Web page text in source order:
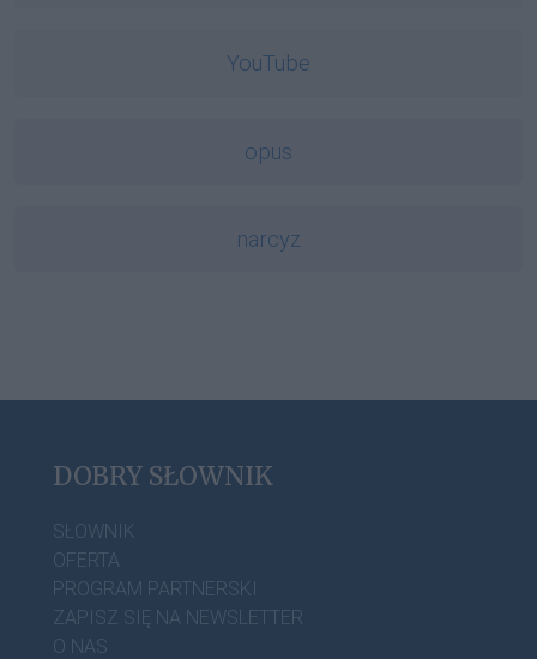
YouTube
opus
narcyz
DOBRY SŁOWNIK
SŁOWNIK
OFERTA
PROGRAM PARTNERSKI
ZAPISZ SIĘ NA NEWSLETTER
O NAS